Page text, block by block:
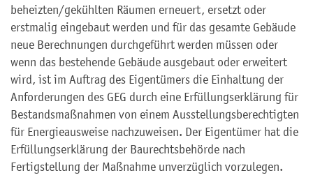
beheizten/gekühlten Räumen erneuert, ersetzt oder
erstmalig eingebaut werden und für das gesamte Gebäude
neue Berechnungen durchgeführt werden müssen oder
wenn das bestehende Gebäude ausgebaut oder erweitert
wird, ist im Auftrag des Eigentümers die Einhaltung der
Anforderungen des GEG durch eine Erfüllungserklärung für
Bestandsmaßnahmen von einem Ausstellungsberechtigten
für Energieausweise nachzuweisen. Der Eigentümer hat die
Erfüllungserklärung der Baurechtsbehörde nach
Fertigstellung der Maßnahme unverzüglich vorzulegen.